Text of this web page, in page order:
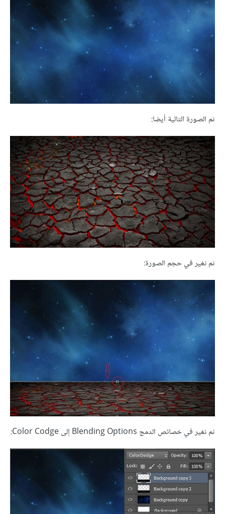
ثم الصورة التالية أيضا:
ثم نغير في حجم الصورة:
ثم نغير في خصائص الدمج Blending Options إلى Color Codge: